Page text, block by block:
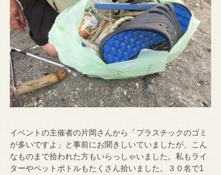
イベントの主催者の片岡さんから「プラスチックのゴミ
が多いですよ」と事前にお聞きしいていましたが、こん
なものまで拾われた方もいらっしゃいました。私もライ
ターやペットボトルもたくさん拾いました。３０名で1